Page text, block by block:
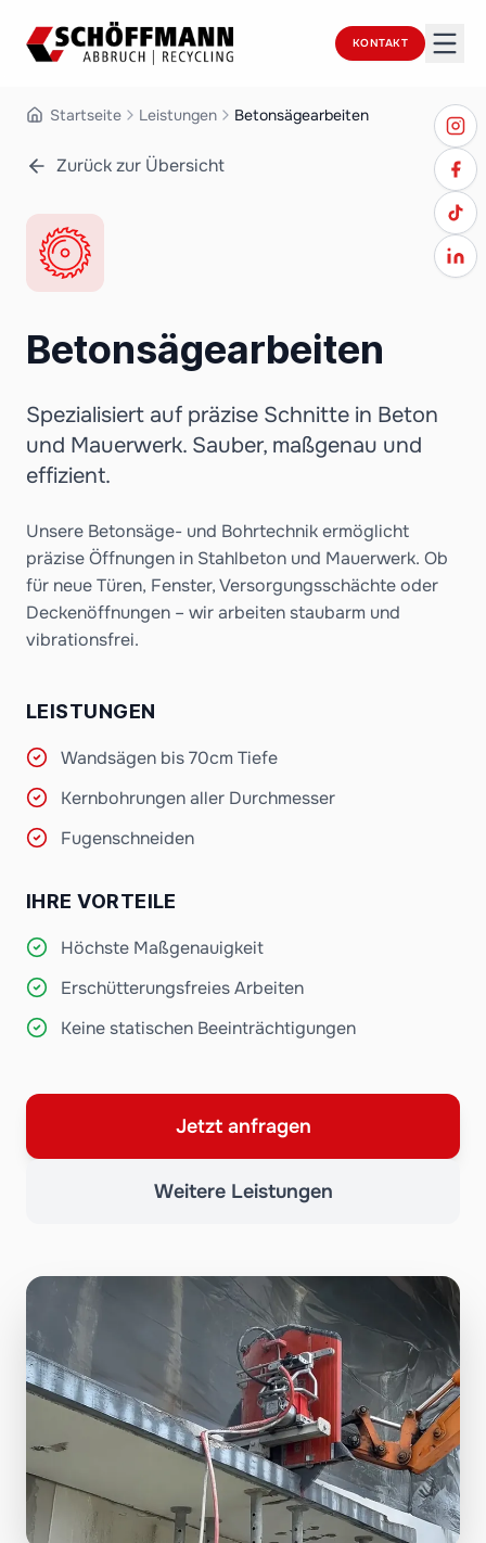
KONTAKT
Startseite Leistungen Betonsägearbeiten
Zurück zur Übersicht
Betonsägearbeiten
Spezialisiert auf präzise Schnitte in Beton
und Mauerwerk. Sauber, maßgenau und
effizient.
Unsere Betonsäge- und Bohrtechnik ermöglicht
präzise Öffnungen in Stahlbeton und Mauerwerk. Ob
für neue Türen, Fenster, Versorgungsschächte oder
Deckenöffnungen – wir arbeiten staubarm und
vibrationsfrei.
LEISTUNGEN
Wandsägen bis 70cm Tiefe
Kernbohrungen aller Durchmesser
Fugenschneiden
IHRE VORTEILE
Höchste Maßgenauigkeit
Erschütterungsfreies Arbeiten
Keine statischen Beeinträchtigungen
Jetzt anfragen
Weitere Leistungen